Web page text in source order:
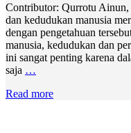
Contributor: Qurrotu Ainun,
dan kedudukan manusia
dengan pengetahuan
manusia, kedudukan dan
ini sangat penting karena
saja …
Read more